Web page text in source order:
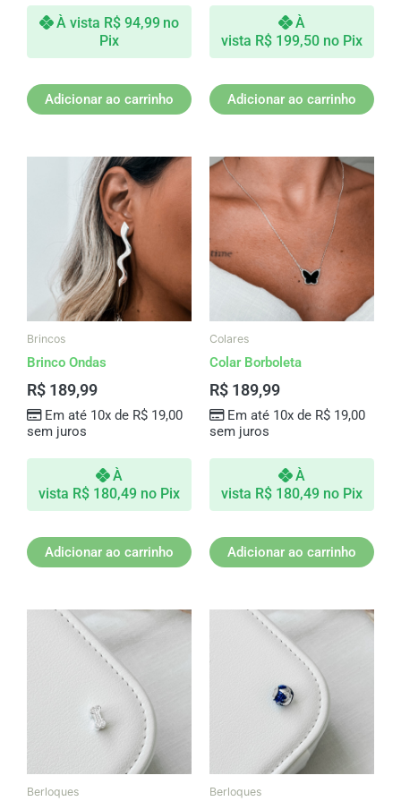
À vista R$94,99 no
Pix
Adicionar ao carrinho
À
vista R$ 199,50 no Pix
Adicionar ao carrinho
Brincos
Brinco Ondas
R$ 189,99
Em até 10x de R$19,00
sem juros
À
vista R$ 180,49 no Pix
Adicionar ao carrinho
Colares
Colar Borboleta
R$ 189,99
Em até 10x de R$19,00
sem juros
À
vista R$ 180,49 no Pix
Adicionar ao carrinho
Berloques Berloques